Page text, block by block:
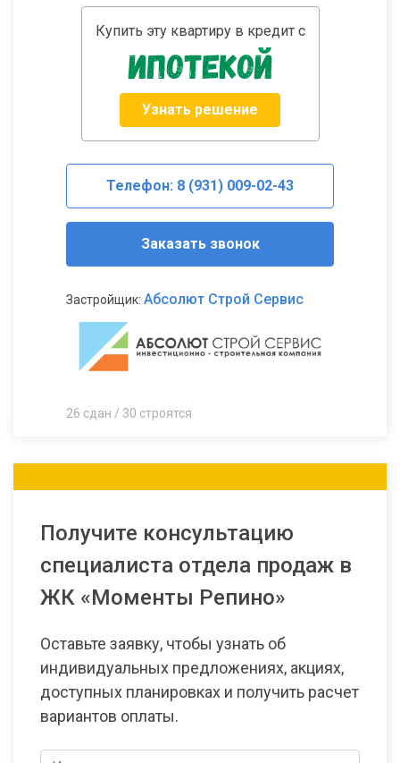
Купить эту квартиру в кредит с
Узнать решение
Телефон: 8 (931) 009-02-43
Заказать звонок
Застройщик: Абсолют Строй Сервис
26 сдан / 30 строятся
Получите консультацию
специалиста отдела продаж в
ЖК «Моменты Репино»
Оставьте заявку, чтобы узнать об
индивидуальных предложениях, акциях,
доступных планировках и получить расчет
вариантов оплаты.